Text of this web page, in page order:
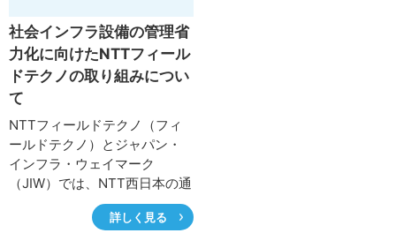
社会インフラ設備の管理省
力化に向けたNTTフィール
ドテクノの取り組みについ
て
NTTフィールドテクノ（フィ
ールドテクノ）とジャパン・
インフラ・ウェイマーク
（JIW）では、NTT西日本の通
信設備に関する維持メンテナ
ンス業務を営む過程で得たノ
詳しく見る